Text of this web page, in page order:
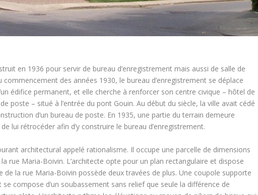
en 1936 pour servir de bureau d’enregistrement mais aussi de salle de
des années 1930, le bureau d’enregistrement se déplace
édifice permanent, et elle cherche à renforcer son centre civique – hôtel de
poste – situé à l’entrée du pont Gouin. Au début du siècle, la ville avait cédé
d’un bureau de poste. En 1935, une partie du terrain demeure
lui rétrocéder afin d’y construire le bureau d’enregistrement.
architectural appelé rationalisme. Il occupe une parcelle de dimensions
rue Maria-Boivin. L’architecte opte pour un plan rectangulaire et dispose
de la rue Maria-Boivin possède deux travées de plus. Une coupole supporte
compose d’un soubassement sans relief que seule la différence de